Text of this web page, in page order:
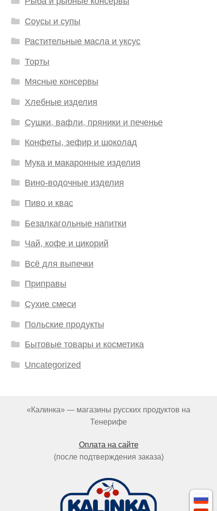
Соусы и супы
Растительные масла и уксус
Торты
Мясные консервы
Хлебные изделия
Сушки, вафли, пряники и печенье
Конфеты, зефир и шоколад
Мука и макаронные изделия
Вино-водочные изделия
Пиво и квас
Безалкагольные напитки
Чай, кофе и цикорий
Всё для выпечки
Приправы
Сухие смеси
Польские продукты
Бытовые товары и косметика
Uncategorized
«Калинка» — магазины русских продуктов на
Тенерифе
Оплата на сайте
(после подтверждения заказа)